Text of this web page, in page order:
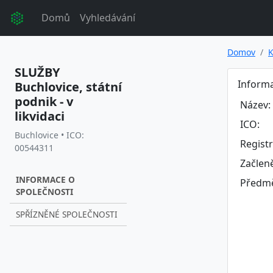
Domů Vyhledávání
SLUŽBY
Buchlovice, státní
podnik - v
likvidaci
Buchlovice • ICO:
00544311
INFORMACE O
SPOLEČNOSTI
SPŘÍZNĚNÉ SPOLEČNOSTI
Domov
Název:
ICO: